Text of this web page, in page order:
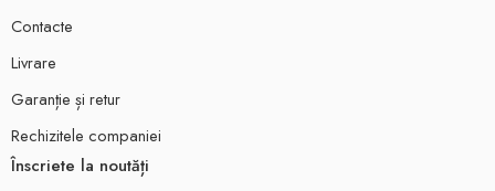
Contacte
Livrare
Garanție și retur
Rechizitele companiei
Înscriete la noutăți